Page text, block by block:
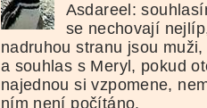
Asdareel:
se nechovají
nadruhou stranu jsou
a souhlas s Meryl, pokud
najednou si vzpomene,
ním není počítáno.